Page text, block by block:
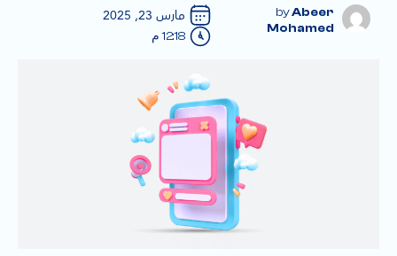
Abeer
Mohamed
مارس 23, 2025
12:18 م